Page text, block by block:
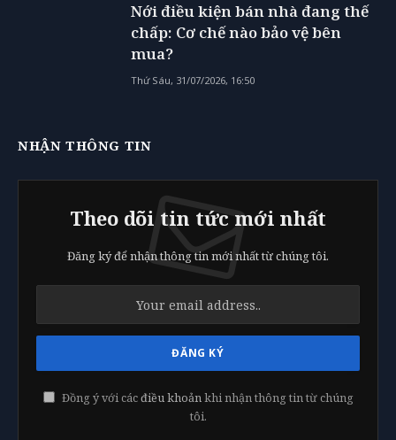
Nới điều kiện bán nhà đang thế
chấp: Cơ chế nào bảo vệ bên
mua?
Thứ Sáu, 31/07/2026, 16:50
NHẬN THÔNG TIN
Theo dõi tin tức mới nhất
Đăng ký để nhận thông tin mới nhất từ chúng tôi.
Đồng ý với cácđiều khoảnkhi nhận thông tin từ chúng
tôi.